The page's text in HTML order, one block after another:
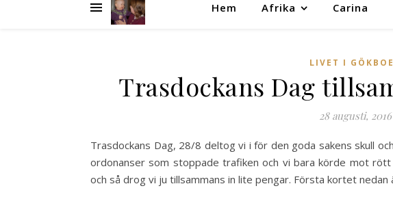
Hem Afrika Carina
LIVET I
Trasdockans Dag
28 augusti, 2016
Trasdockans Dag, 28/8 deltog vi i för den goda sakens skull
ordonanser som stoppade trafiken och vi bara körde mot
och så drog vi ju tillsammans in lite pengar. Första kortet nedan